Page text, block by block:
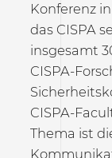
Konferenz
das CISPA
insgesamt
CISPA-
CISPA-
Thema ist